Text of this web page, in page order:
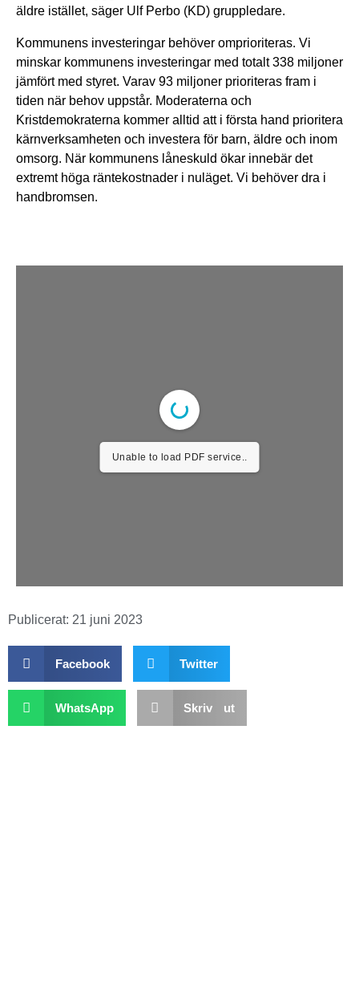
äldre istället, säger Ulf Perbo (KD) gruppledare.
Kommunens investeringar behöver omprioriteras. Vi
minskar kommunens investeringar med totalt 338 miljoner
jämfört med styret. Varav 93 miljoner prioriteras fram i
tiden när behov uppstår. Moderaterna och
Kristdemokraterna kommer alltid att i första hand prioritera
kärnverksamheten och investera för barn, äldre och inom
omsorg. När kommunens låneskuld ökar innebär det
extremt höga räntekostnader i nuläget. Vi behöver dra i
handbromsen.
Unable to load PDF service..
Publicerat: 21 juni 2023
Facebook Twitter
WhatsApp Skriv ut